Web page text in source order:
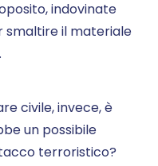
indovinate
smaltire il materiale
civile, invece, è
un possibile
terroristico?